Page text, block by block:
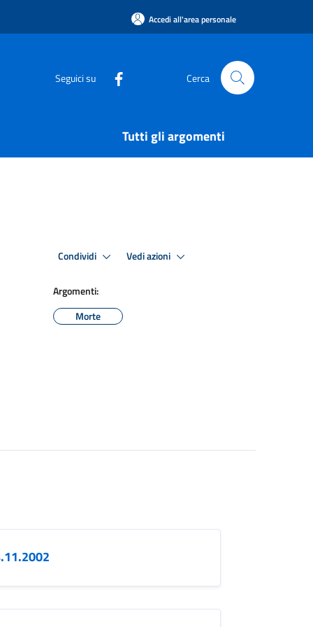
Accedi all'area personale
Seguici su Cerca
Tutti gli argomenti
Condividi Vedi azioni
Argomenti:
Morte